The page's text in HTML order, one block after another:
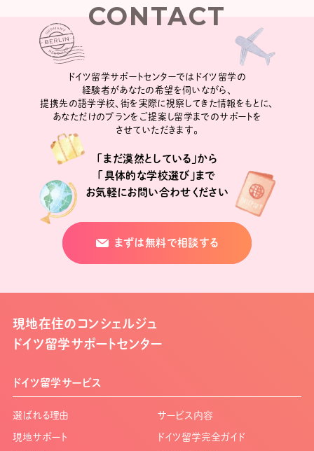
CONTACT
ドイツ留学サポートセンターではドイツ留学の
経験者があなたの希望を伺いながら、
提携先の語学学校、街を実際に視察してきた情報をもとに、
あなただけのプランをご提案し留学までのサポートを
させていただきます。
「まだ漠然としている」から
「具体的な学校選び」まで
お気軽にお問い合わせください
まずは無料で相談する
現地在住のコンシェルジュ
ドイツ留学サポートセンター
ドイツ留学サービス
選ばれる理由 サービス内容
現地サポート ドイツ留学完全ガイド